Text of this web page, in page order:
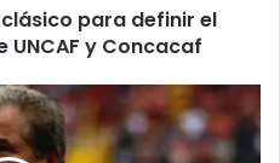
clásico para definir el
y Concacaf